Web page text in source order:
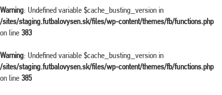
Warning: Undefined variable $cache_busting_version in
/sites/staging.futbalovysen.sk/files/wp-content/themes/fb/functions.php
on line 383
Warning: Undefined variable $cache_busting_version in
/sites/staging.futbalovysen.sk/files/wp-content/themes/fb/functions.php
on line 385